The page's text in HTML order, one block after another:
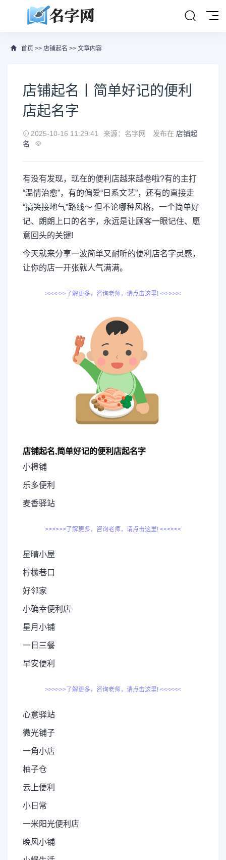
首页 >> 店铺起名 >> 文章内容
店铺起名丨简单好记的便利
店起名字
2025-10-16 11:29:41 来源：名字网 发布在 店铺起
名
有没有发现，现在的便利店越来越卷啦?有的主打
“温情治愈”，有的偏爱“日系文艺”，还有的直接走
“搞笑接地气”路线～ 但不论哪种风格，一个简单好
记、朗朗上口的名字，永远是让顾客一眼记住、愿
意回头的关键!
今天就来分享一波简单又耐听的便利店名字灵感，
让你的店一开张就人气满满。
>>>>>>了解更多，咨询老师，请点击这里! <<<<<<
店铺起名,简单好记的便利店起名字
小橙铺
乐多便利
麦香驿站
>>>>>>了解更多，咨询老师，请点击这里! <<<<<<
星晴小屋
柠檬巷口
好邻家
小确幸便利店
星月小铺
一日三餐
早安便利
>>>>>>了解更多，咨询老师，请点击这里! <<<<<<
心意驿站
微光铺子
一角小店
柚子仓
云上便利
小日常
一米阳光便利店
晚风小铺